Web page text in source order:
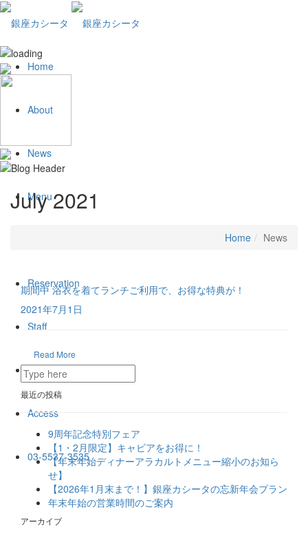
Home
About
News
Menu
Reservation
Staff
Gallery
Access
03-5537-3535
July 2021
Home News
期間中 浴衣を着てランチご利用で、お得な特典が！
2021年7月1日
Read More
最近の投稿
9周年記念特別フェア
【1・2月限定】キャビアをお得に！
【年末年始ディナーアラカルトメニュー縮小のお知ら
せ】
【2026年1月末まで！】銀座カシータの忘新年会プラン
年末年始の営業時間のご案内
アーカイブ